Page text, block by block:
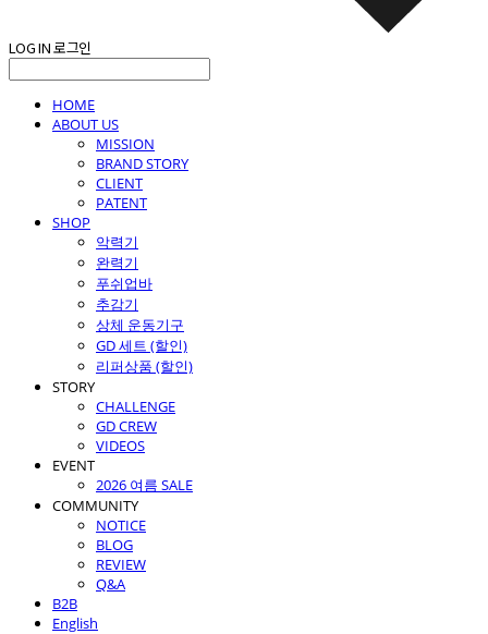
LOG IN로그인
HOME
ABOUT US
MISSION
BRAND STORY
CLIENT
PATENT
SHOP
악력기
완력기
푸쉬업바
추감기
상체 운동기구
GD 세트 (할인)
리퍼상품 (할인)
STORY
CHALLENGE
GD CREW
VIDEOS
EVENT
2026 여름 SALE
COMMUNITY
NOTICE
BLOG
REVIEW
Q&A
B2B
English